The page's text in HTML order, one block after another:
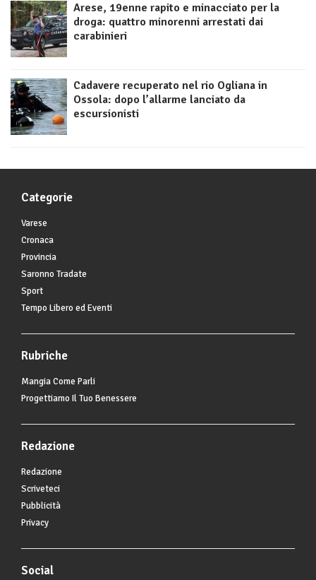
Arese, 19enne rapito e minacciato per la
droga: quattro minorenni arrestati dai
carabinieri
Cadavere recuperato nel rio Ogliana in
Ossola: dopo l’allarme lanciato da
escursionisti
Categorie
Varese
Cronaca
Provincia
Saronno Tradate
Sport
Tempo Libero ed Eventi
Rubriche
Mangia Come Parli
Progettiamo Il Tuo Benessere
Redazione
Redazione
Scriveteci
Pubblicità
Privacy
Social